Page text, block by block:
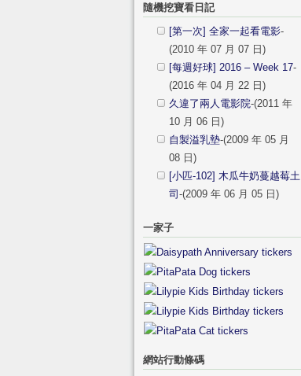
隨機挖寶看日記
[第一次] 全家一起看電影-
(2010 年 07 月 07 日)
[每週好球] 2016 – Week 17-
(2016 年 04 月 22 日)
久違了兩人電影院-(2011 年
10 月 06 日)
自製溢乳墊-(2009 年 05 月
08 日)
[小匹-102] 木瓜牛奶蔓越莓土
司 -(2009 年 06 月 05 日)
一家子
網站行動條碼